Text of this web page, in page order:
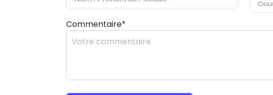
Commentaire*